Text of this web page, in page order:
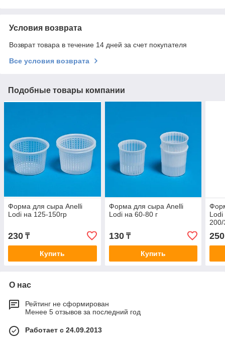
Условия возврата
Возврат товара в течение 14 дней за счет покупателя
Все условия возврата
Подобные товары компании
Форма для сыра Anelli
Lodi на 125-150гр
230 ₸
Купить
Форма для сыра Anelli
Lodi на 60-80 г
130₸
Купить
200/
250
О нас
Рейтинг не сформирован
Менее 5 отзывов за последний год
Работает с 24.09.2013